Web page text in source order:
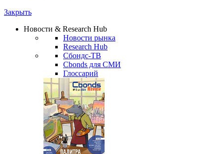
Закрыть
Новости & Research Hub
Новости рынка
Research Hub
Сбондс-ТВ
Cbonds для СМИ
Глоссарий